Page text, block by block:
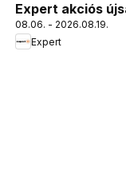
Expert akciós
08.06. - 2026.08.19.
Expert